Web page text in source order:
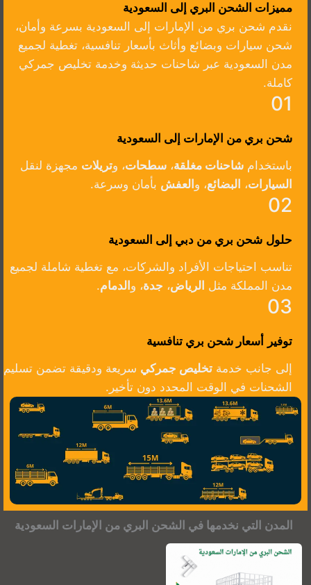
مميزات الشحن البري إلى السعودية
نقدم شحن بري من الإمارات إلى السعودية بسرعة وأمان،
شحن سيارات وبضائع وأثاث بأسعار تنافسية، تغطية لجميع
مدن السعودية عبر شاحنات حديثة وخدمة تخليص جمركي
كاملة.
01
شحن بري من الإمارات إلى السعودية
باستخدام شاحنات مغلقة، سطحات، وتريلات مجهزة لنقل
السيارات، البضائع، و العفش بأمان وسرعة.
02
حلول شحن بري من دبي إلى السعودية
تناسب احتياجات الأفراد والشركات، مع تغطية شاملة لجميع
مدن المملكة مثل الرياض، جدة، و الدمام.
03
توفير
أسعار شحن بري تنافسية
إلى جانب خدمة تخليص جمركي سريعة ودقيقة تضمن تسليم
الشحنات في الوقت المحدد دون تأخير.
المدن التي نخدمها في الشحن البري من الإمارات السعودية